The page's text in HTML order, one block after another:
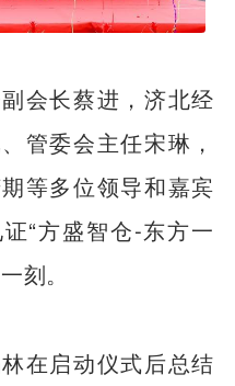
会长蔡进，济北经
管委会主任宋琳，
等多位领导和嘉宾
“方盛智仓-东方一
刻。
在启动仪式后总结